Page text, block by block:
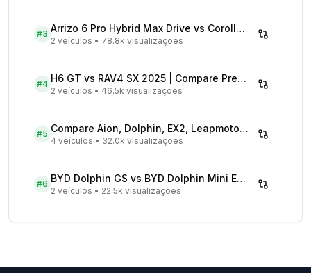
#3 Arrizo 6 Pro Hybrid Max Drive vs Corolla Cross XRX Hybrid - Comparativo Completo
2 veículos • 78.8k visualizações
#4 H6 GT vs RAV4 SX 2025 | Compare Preços
2 veículos • 46.5k visualizações
#5 Compare Aion, Dolphin, EX2, Leapmotor 2026 | Veículos Elétricos
4 veículos • 32.0k visualizações
#6 BYD Dolphin GS vs BYD Dolphin Mini EV - Comparativo Completo
2 veículos • 22.5k visualizações